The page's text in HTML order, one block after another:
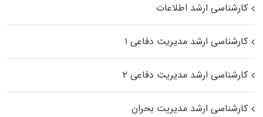
کارشناسی ارشد اطلاعات
کارشناسی ارشد مدیریت دفاعی ۱
کارشناسی ارشد مدیریت دفاعی ۲
کارشناسی ارشد مدیریت بحران